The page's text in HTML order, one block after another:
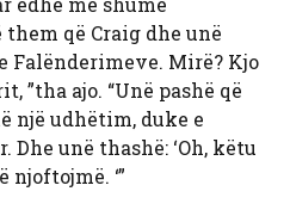
që Craig dhe unë
Falënderimeve. Mirë? Kjo
”tha ajo. “Unë pashë që
një udhëtim, duke e
unë thashë: ‘Oh, këtu
‘”